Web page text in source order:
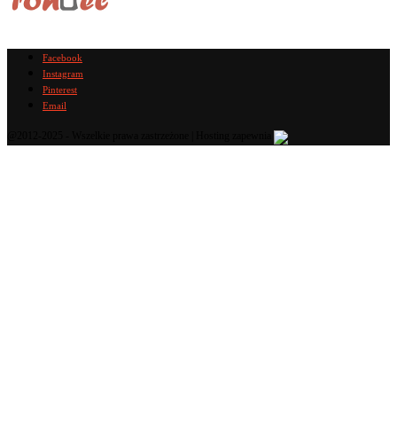
Facebook
Instagram
Pinterest
Email